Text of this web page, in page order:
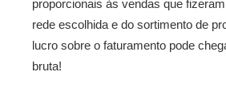
proporcionais às vendas que
rede escolhida e do sortimento de
lucro sobre o faturamento pode
bruta!